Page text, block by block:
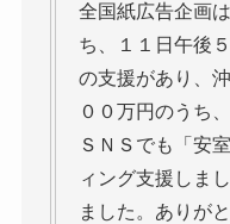
全国紙広告企画
ち、１１日午後
の支援があり、
００万円のうち
ＳＮＳでも「安
ィング支援しま
ました。ありが